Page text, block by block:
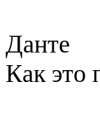
Данте
Как это